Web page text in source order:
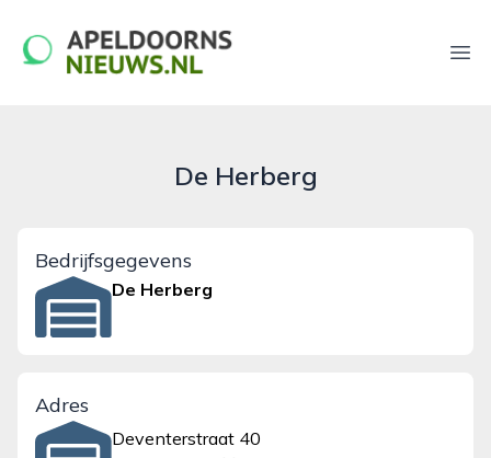
apeldoornsnieuws.nl
De Herberg
Bedrijfsgegevens
De Herberg
Adres
Deventerstraat 40